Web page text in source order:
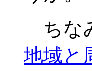
ちな
地域と